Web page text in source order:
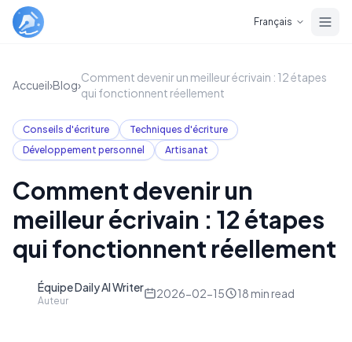
Français
Accueil›Blog›
Comment devenir un meilleur écrivain : 12 étapes
qui fonctionnent réellement
Conseils d'écriture
Techniques d'écriture
Développement personnel
Artisanat
Comment devenir un
meilleur écrivain : 12 étapes
qui fonctionnent réellement
Équipe Daily AI Writer
Auteur
2026-02-15 18 min read